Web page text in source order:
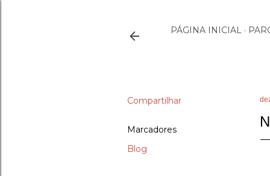
PÁGINA INICIAL
Compartilhar
Marcadores
Blog